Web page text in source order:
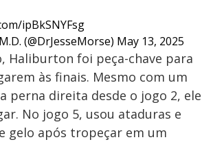
ipBkSNYFsg
(@DrJesseMorse) May 13, 2025
Haliburton foi peça-chave para
às finais. Mesmo com um
perna direita desde o jogo 2, ele
No jogo 5, usou ataduras e
gelo após tropeçar em um